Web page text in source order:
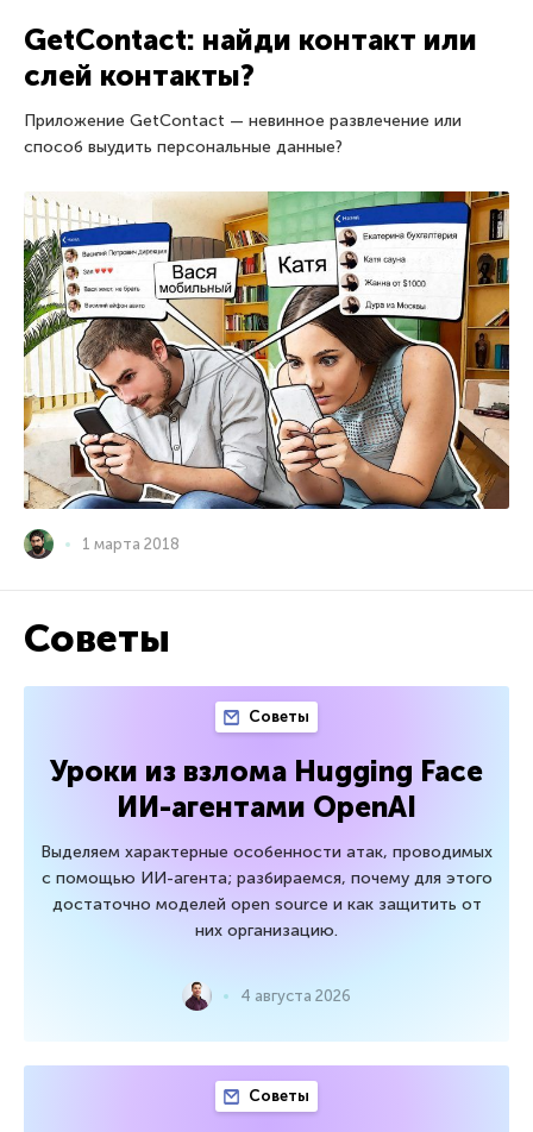
GetContact: найди контакт или
слей контакты?
Приложение GetContact — невинное развлечение или
способ выудить персональные данные?
1 марта 2018
Советы
Советы
Уроки из взлома Hugging Face
ИИ-агентами OpenAI
Выделяем характерные особенности атак, проводимых
с помощью ИИ-агента; разбираемся, почему для этого
достаточно моделей open source и как защитить от
них организацию.
4 августа 2026
Советы